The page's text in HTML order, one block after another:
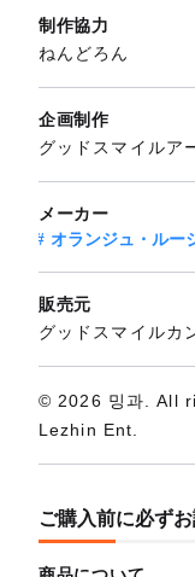
制作協力
ねんどろん
企画制作
グッドスマイルア
メーカー
オランジュ・ルー
販売元
グッドスマイルカ
© 2026 밍과. All
Lezhin Ent.
ご購入前に必ず